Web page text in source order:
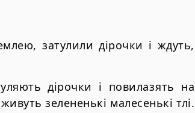
затулили дірочки і ждуть,
дірочки і повилазять на
зелененькі малесенькі тлі.